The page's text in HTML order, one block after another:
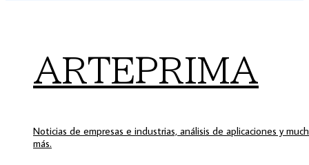
ARTEPRIMA
Noticias de empresas e industrias, análisis de aplicaciones y
más.